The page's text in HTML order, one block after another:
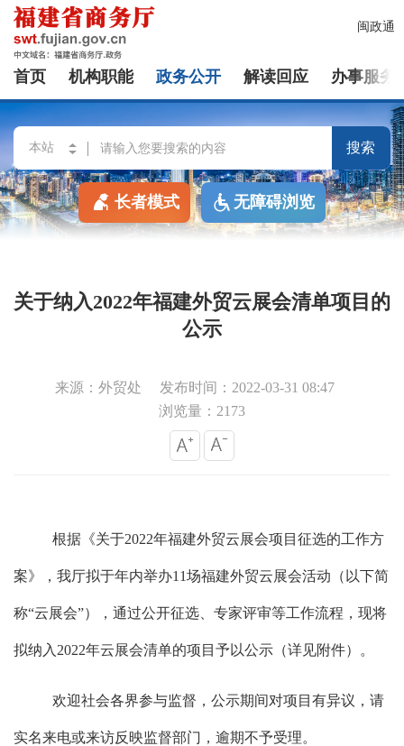
闽政通
首页 机构职能 政务公开 解读回应 办事服务
搜索
长者模式 无障碍浏览
关于纳入2022年福建外贸云展会清单项目的
公示
来源：外贸处
发布时间：2022-03-31 08:47
浏览量：2173
根据《关于2022年福建外贸云展会项目征选的工作方
案》，我厅拟于年内举办11场福建外贸云展会活动（以下简
称“云展会”），通过公开征选、专家评审等工作流程，现将
拟纳入2022年云展会清单的项目予以公示（详见附件）。
欢迎社会各界参与监督，公示期间对项目有异议，请
实名来电或来访反映监督部门，逾期不予受理。